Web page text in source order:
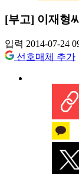
[부고] 이재형
입력 2014-07-24
선호매체 추가